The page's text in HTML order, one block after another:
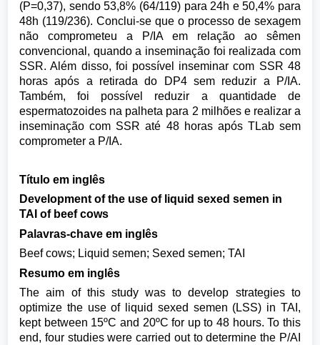
(P=0,37), sendo 53,8% (64/119) para 24h e 50,4% para
48h (119/236). Conclui-se que o processo de sexagem
não comprometeu a P/IA em relação ao sêmen
convencional, quando a inseminação foi realizada com
SSR. Além disso, foi possível inseminar com SSR 48
horas após a retirada do DP4 sem reduzir a P/IA.
Também, foi possível reduzir a quantidade de
espermatozoides na palheta para 2 milhões e realizar a
inseminação com SSR até 48 horas após TLab sem
comprometer a P/IA.
Título em inglês
Development of the use of liquid sexed semen in
TAI of beef cows
Palavras-chave em inglês
Beef cows; Liquid semen; Sexed semen; TAI
Resumo em inglês
The aim of this study was to develop strategies to
optimize the use of liquid sexed semen (LSS) in TAI,
kept between 15ºC and 20ºC for up to 48 hours. To this
end, four studies were carried out to determine the P/AI